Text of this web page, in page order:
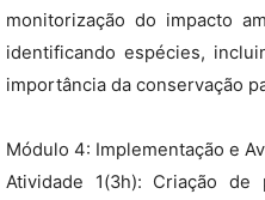
monitorização do impacto
identificando espécies,
importância da conservação
Módulo 4: Implementação e
Atividade 1(3h): Criação